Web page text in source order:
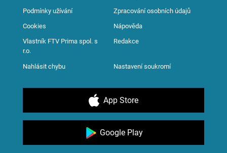
Podmínky užívání Zpracování osobních údajů
Cookies Nápověda
Vlastník FTV Prima spol. s
r.o.
Redakce
Nahlásit chybu Nastavení soukromí
App Store
Google Play